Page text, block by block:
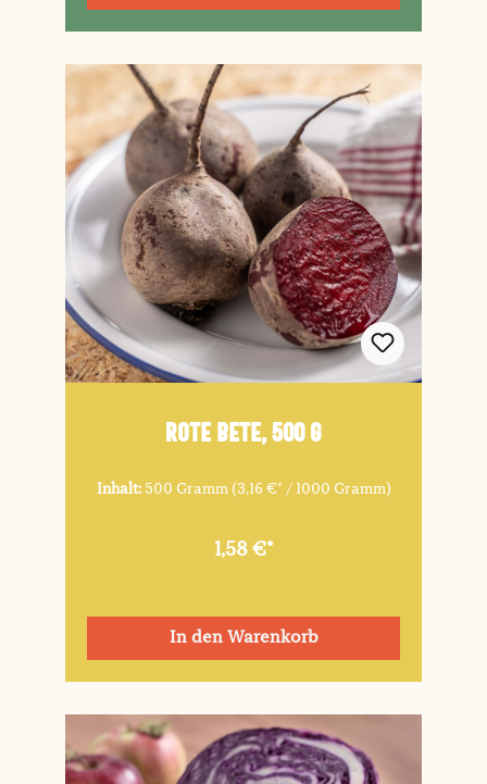
Rote Bete, 500 g
Inhalt: 500 Gramm (3,16 €* / 1000 Gramm)
1,58 €*
In den Warenkorb